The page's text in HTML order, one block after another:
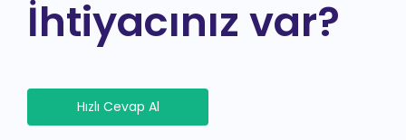
İhtiyacınız var?
Hızlı Cevap Al